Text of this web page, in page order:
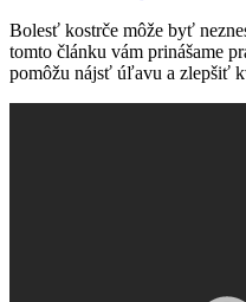
Bolesť kostrče môže byť
tomto článku vám prinášame
pomôžu nájsť úľavu a zlepšiť